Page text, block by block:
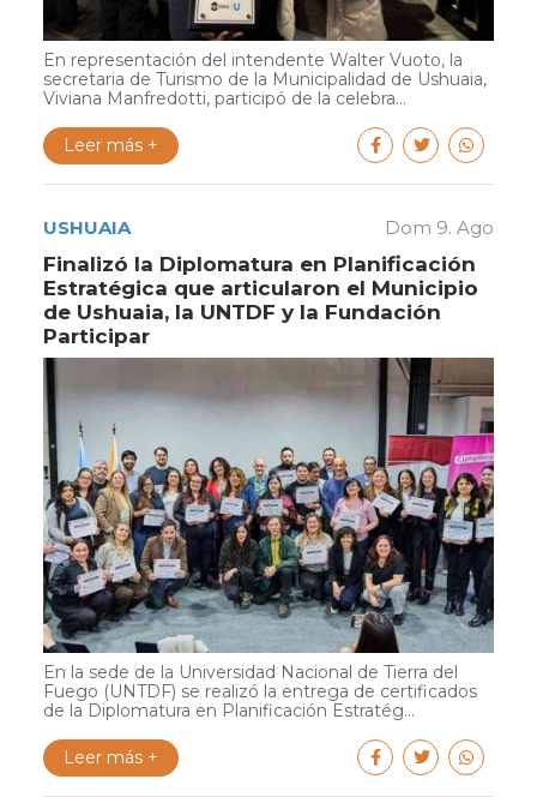
En representación del intendente Walter Vuoto, la
secretaria de Turismo de la Municipalidad de Ushuaia,
Viviana Manfredotti, participó de la celebra...
Leer más +
USHUAIA Dom 9. Ago
Finalizó la Diplomatura en Planificación
Estratégica que articularon el Municipio
de Ushuaia, la UNTDF y la Fundación
Participar
En la sede de la Universidad Nacional de Tierra del
Fuego (UNTDF) se realizó la entrega de certificados
de la Diplomatura en Planificación Estratég...
Leer más +